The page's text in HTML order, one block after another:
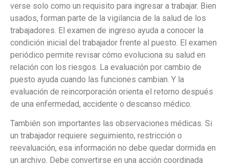
verse solo como un requisito para ingresar a trabajar. Bien
usados, forman parte de la vigilancia de la salud de los
trabajadores. El examen de ingreso ayuda a conocer la
condición inicial del trabajador frente al puesto. El examen
periódico permite revisar cómo evoluciona su salud en
relación con los riesgos. La evaluación por cambio de
puesto ayuda cuando las funciones cambian. Y la
evaluación de reincorporación orienta el retorno después
de una enfermedad, accidente o descanso médico.
También son importantes las observaciones médicas. Si
un trabajador requiere seguimiento, restricción o
reevaluación, esa información no debe quedar dormida en
un archivo. Debe convertirse en una acción coordinada